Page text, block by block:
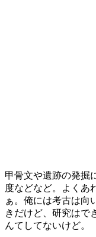
甲骨文や遺跡の発掘
度などなど。よくあ
ぁ。俺には考古は向
きだけど、研究はで
んてしてないけど。